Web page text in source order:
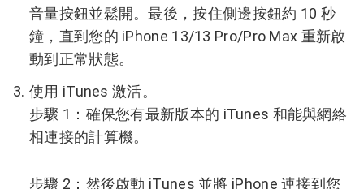
音量按鈕並鬆開。最後，按住側邊按鈕約 10 秒
鐘，直到您的 iPhone 13/13 Pro/Pro Max 重新啟
動到正常狀態。
使用 iTunes 激活。
步驟 1：確保您有最新版本的 iTunes 和能與網絡
相連接的計算機。
步驟 2：然後啟動 iTunes 並將 iPhone 連接到您